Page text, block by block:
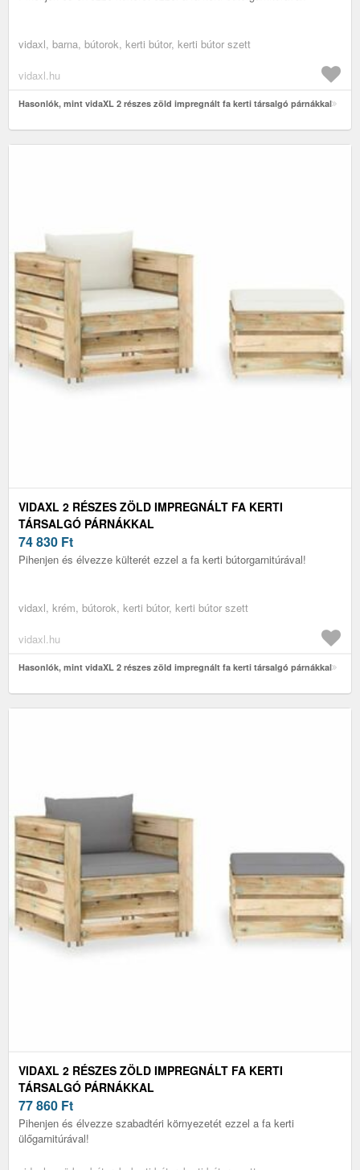
vidaxl, barna, bútorok, kerti bútor, kerti bútor szett
vidaxl.hu
Hasonlók, mint vidaXL 2 részes zöld impregnált fa kerti társalgó párnákkal
VIDAXL 2 RÉSZES ZÖLD IMPREGNÁLT FA KERTI
TÁRSALGÓ PÁRNÁKKAL
74 830 Ft
Pihenjen és élvezze külterét ezzel a fa kerti bútorgarnitúrával!
vidaxl, krém, bútorok, kerti bútor, kerti bútor szett
vidaxl.hu
Hasonlók, mint vidaXL 2 részes zöld impregnált fa kerti társalgó párnákkal
VIDAXL 2 RÉSZES ZÖLD IMPREGNÁLT FA KERTI
TÁRSALGÓ PÁRNÁKKAL
77 860 Ft
Pihenjen és élvezze szabadtéri környezetét ezzel a fa kerti
ülőgarnitúrával!